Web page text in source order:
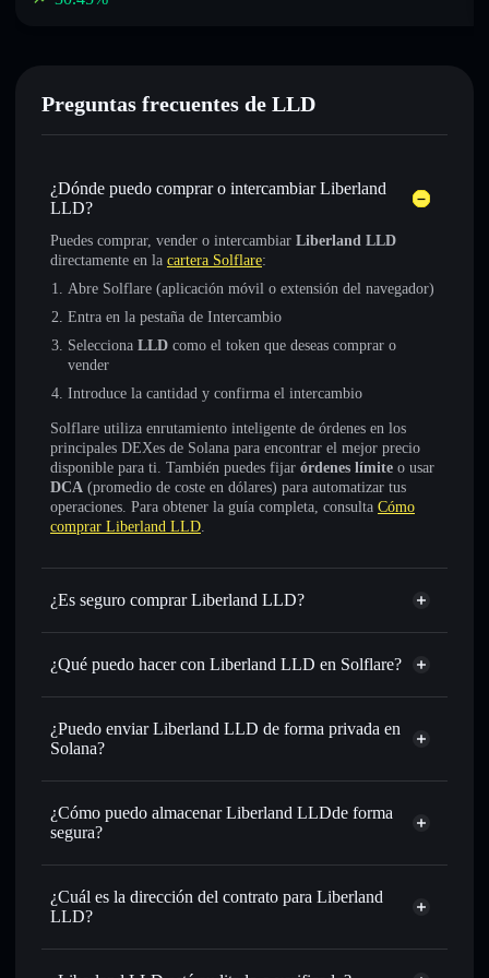
Preguntas frecuentes de LLD
¿Dónde puedo comprar o intercambiar Liberland
LLD?
Puedes comprar, vender o intercambiar Liberland LLD
directamente en la cartera Solflare:
Abre Solflare (aplicación móvil o extensión del navegador)
Entra en la pestaña de Intercambio
Selecciona LLD como el token que deseas comprar o
vender
Introduce la cantidad y confirma el intercambio
Solflare utiliza enrutamiento inteligente de órdenes en los
principales DEXes de Solana para encontrar el mejor precio
disponible para ti. También puedes fijar órdenes límite o usar
DCA (promedio de coste en dólares) para automatizar tus
operaciones. Para obtener la guía completa, consulta Cómo
comprar Liberland LLD.
¿Es seguro comprar Liberland LLD?
Liberland LLD no está verificado
¿Qué puedo hacer con Liberland LLD en Solflare?
Liberland LLD
cartera de Solflare
Intercambiar al instante: operar con LLD para SOL,
USDC o miles de otros tokens de Solana con enrutamiento
tu precio objetivo para LLD
Utilizar DCA
largo del tiempo
Enviar de forma privada
: transferir LLD sin vincular
públicamente las carteras usando el agregador de privacidad
¿Puedo enviar Liberland LLD de forma privada en
Solana?
agregador de privacidad
¿Cómo puedo almacenar Liberland LLDde forma
segura?
Liberland LLD
¿Cuál es la dirección del contrato para Liberland
LLD?
Liberland